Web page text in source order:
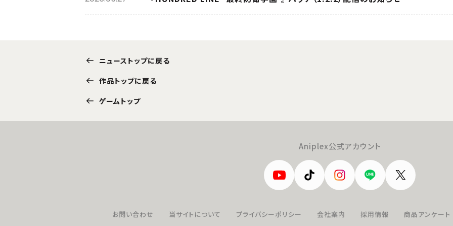
ニューストップに戻る
作品トップに戻る
ゲームトップ
Aniplex公式アカウント
お問い合わせ 当サイトについて プライバシーポリシー 会社案内 採用情報 商品アンケート